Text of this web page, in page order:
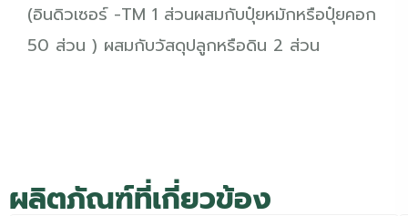
(อินดิวเซอร์ -TM 1 ส่วนผสมกับปุ๋ยหมักหรือปุ๋ยคอก
50 ส่วน ) ผสมกับวัสดุปลูกหรือดิน 2 ส่วน
ผลิตภัณฑ์ที่เกี่ยวข้อง